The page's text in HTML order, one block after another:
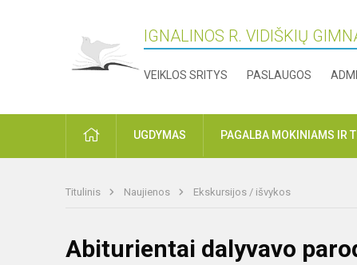
IGNALINOS R. VIDIŠKIŲ
VEIKLOS SRITYS PASLAUGOS
PRADŽIAUGDYMAS PAGALBA MOKINIAMS IR
Titulinis Naujienos Ekskursijos / išvykos
Abiturientai dalyvavo